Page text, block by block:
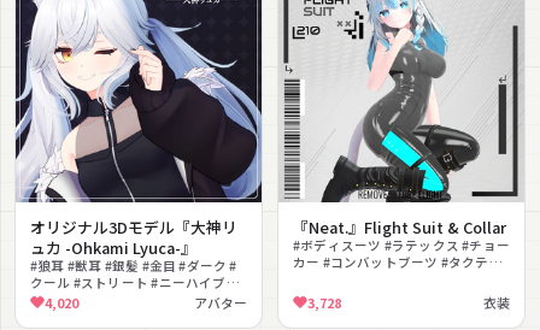
オリジナル3Dモデル『大神リ
ュカ -Ohkami Lyuca-』
#狼耳 #獣耳 #銀髪 #金目 #ダーク #
クール #ストリート #ニーハイブー
ツ #VRChat #アバター
4,020 アバター
『Neat.』Flight Suit & Collar
#ボディスーツ #ラテックス #チョー
カー #コンバットブーツ #タクティ
ール #MA対応 #VRCFury対応
3,728 衣装